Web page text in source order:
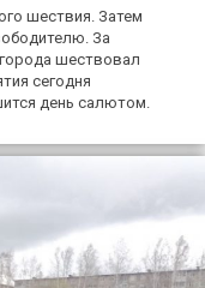
шествия. Затем
За
шествовал
сегодня
день салютом.